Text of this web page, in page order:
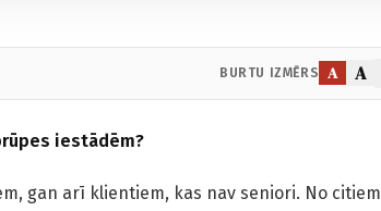
BURTU IZMĒRS A A
iestādēm?
gan arī klientiem, kas nav seniori. No citiem